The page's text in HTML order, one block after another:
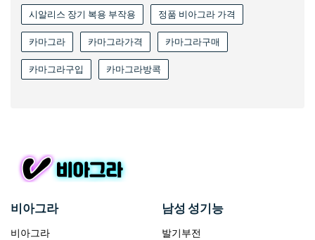
시알리스 장기 복용 부작용 정품 비아그라 가격
카마그라 카마그라가격 카마그라구매
카마그라구입 카마그라방콕
비아그라
비아그라
남성 성기능
발기부전